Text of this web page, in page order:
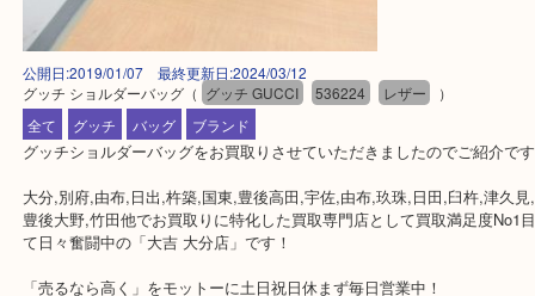
公開日:2019/01/07 最終更新日:2024/03/12
グッチ ショルダーバッグ（ グッチ GUCCI 536224 レザー ）
全て
グッチ バッグ ブランド